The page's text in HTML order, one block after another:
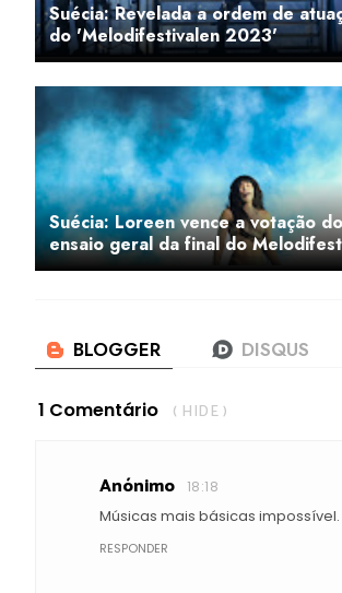
Suécia: Revelada a ordem de
do 'Melodifestivalen 2023'
Suécia: Loreen vence a votação
ensaio geral da final do
1 Comentário ( HIDE )
Anónimo 18:18
Músicas mais básicas impossível.
RESPONDER